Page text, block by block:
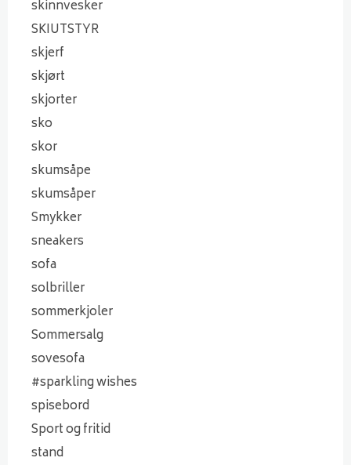
skinnvesker
SKIUTSTYR
skjerf
skjørt
skjorter
sko
skor
skumsåpe
skumsåper
Smykker
sneakers
sofa
solbriller
sommerkjoler
Sommersalg
sovesofa
#sparkling wishes
spisebord
Sport og fritid
stand